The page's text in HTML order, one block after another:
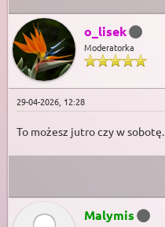
o_lisek
Moderatorka
29-04-2026, 12:28
To możesz jutro czy w sobotę.
Malymis